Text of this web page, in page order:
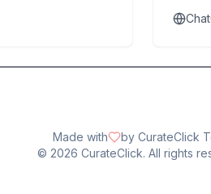
Made with
by CurateClick
© 2026 CurateClick. All rights